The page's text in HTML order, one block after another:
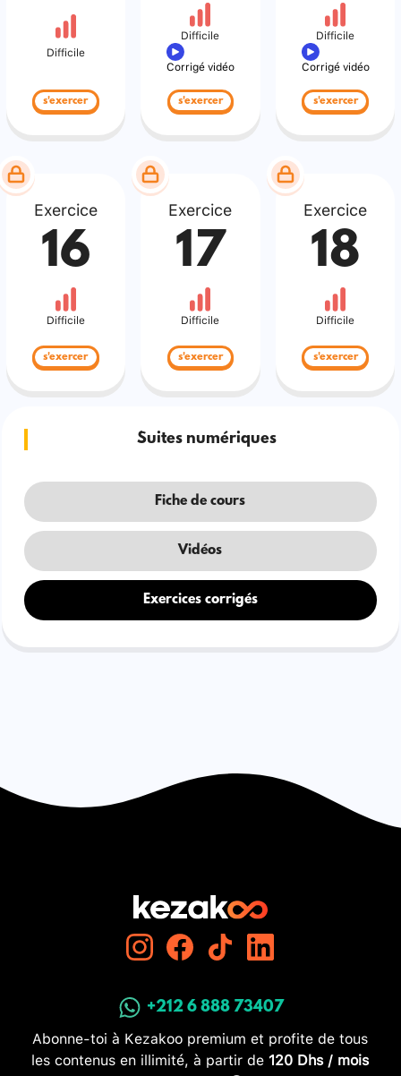
Difficile
s'exercer
Difficile
Corrigé vidéo
s'exercer
Difficile
Corrigé vidéo
s'exercer
Exercice
16
Difficile
s'exercer
Exercice
17
Difficile
s'exercer
Exercice
18
Difficile
s'exercer
Suites numériques
Fiche de cours
Vidéos
Exercices corrigés
+212 6 888 73407
Abonne-toi à Kezakoo premium et profite de tous
les contenus en illimité, à partir de 120 Dhs / mois